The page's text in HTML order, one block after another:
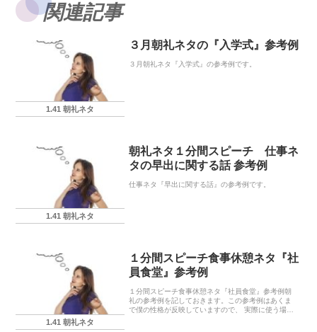
関連記事
1.41 朝礼ネタ
３月朝礼ネタの『入学式』参考例
３月朝礼ネタ『入学式』の参考例です。
1.41 朝礼ネタ
朝礼ネタ１分間スピーチ 仕事ネ
タの早出に関する話 参考例
仕事ネタ『早出に関する話』の参考例です。
1.41 朝礼ネタ
１分間スピーチ食事休憩ネタ『社
員食堂』参考例
１分間スピーチ食事休憩ネタ『社員食堂』参考例朝
礼の参考例を記しておきます。この参考例はあくま
で僕の性格が反映していますので、 実際に使う場合